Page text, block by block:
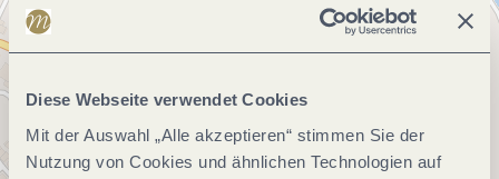
Diese Webseite verwendet Cookies
Mit der Auswahl „Alle akzeptieren“ stimmen Sie der
Nutzung von Cookies und ähnlichen Technologien auf